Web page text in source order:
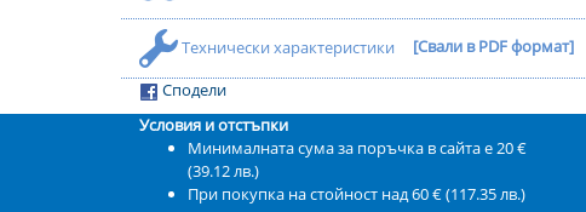
Технически характеристики
[Свали в PDF формат]
Сподели
Условия и отстъпки
Минималната сума за поръчка в сайта е 20 €
(39.12 лв.)
При покупка на стойност над 60 € (117.35 лв.)